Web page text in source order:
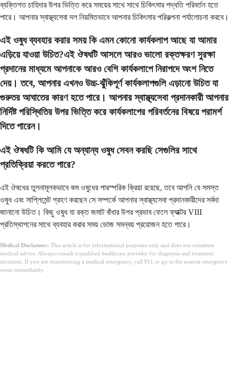
ব্যক্তিগত চাহিদার উপর ভিত্তি করে সময়ের সাথে সাথে চিকিৎসার পদ্ধতি পরিবর্তন হতে
পারে। আপনার স্বাস্থ্যসেবা দল নিয়মিতভাবে আপনার চিকিৎসার পরিকল্পনা পর্যালোচনা করবে।
এই ওষুধ ব্যবহার করার সময় কি এমন কোনো কার্যকলাপ আছে যা আমার
এড়িয়ে যাওয়া উচিত?এই ঔষধটি আসলে আরও ভালো রক্তক্ষরণ সুরক্ষা
প্রদানের মাধ্যমে আপনাকে আরও বেশি কার্যকলাপে নিরাপদে অংশ নিতে
দেয়। তবে, আপনার এখনও উচ্চ-ঝুঁকিপূর্ণ কার্যকলাপগুলি এড়ানো উচিত যা
গুরুতর আঘাতের কারণ হতে পারে। আপনার স্বাস্থ্যসেবা প্রদানকারী আপনার
নির্দিষ্ট পরিস্থিতির উপর ভিত্তি করে কার্যকলাপের পরিবর্তনের বিষয়ে পরামর্শ
দিতে পারেন।
এই ঔষধটি কি আমি যে অন্যান্য ওষুধ সেবন করছি সেগুলির সাথে
প্রতিক্রিয়া করতে পারে?
এই ঔষধের তুলনামূলকভাবে কম ওষুধের পারস্পরিক ক্রিয়া রয়েছে, তবে আপনি যে সমস্ত
ওষুধ এবং সাপ্লিমেন্ট গ্রহণ করছেন সে সম্পর্কে আপনার স্বাস্থ্যসেবা প্রদানকারীদের সর্বদা
জানানো উচিত। কিছু ওষুধ যা রক্ত জমাট বাঁধার উপর প্রভাব ফেলে ফ্যাক্টর VIII
প্রতিস্থাপনের সাথে ব্যবহার করার সময় ডোজ সমন্বয় প্রয়োজন হতে পারে।
Medical Disclaimer: This article is for informational purposes only and does not constitute
medical advice. Always consult a qualified healthcare provider for diagnosis and treatment
decisions. If you are experiencing a medical emergency, call 911 or go to the nearest emergency
room immediately.